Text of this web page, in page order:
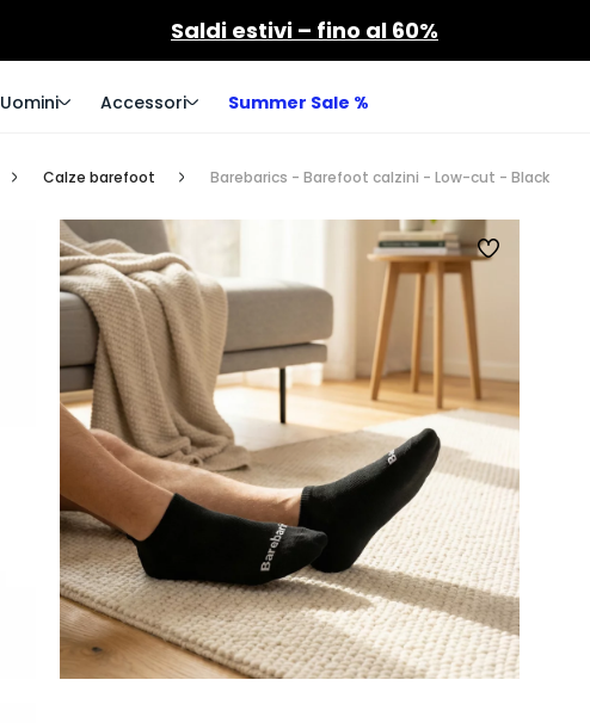
Saldi estivi – fino al 60%
Uomini Accessori Summer Sale %
Calze barefoot Barebarics - Barefoot calzini - Low-cut - Black